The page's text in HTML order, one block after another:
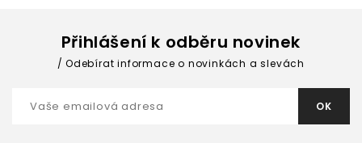
Přihlášení k odběru novinek
Odebírat informace o novinkách a slevách